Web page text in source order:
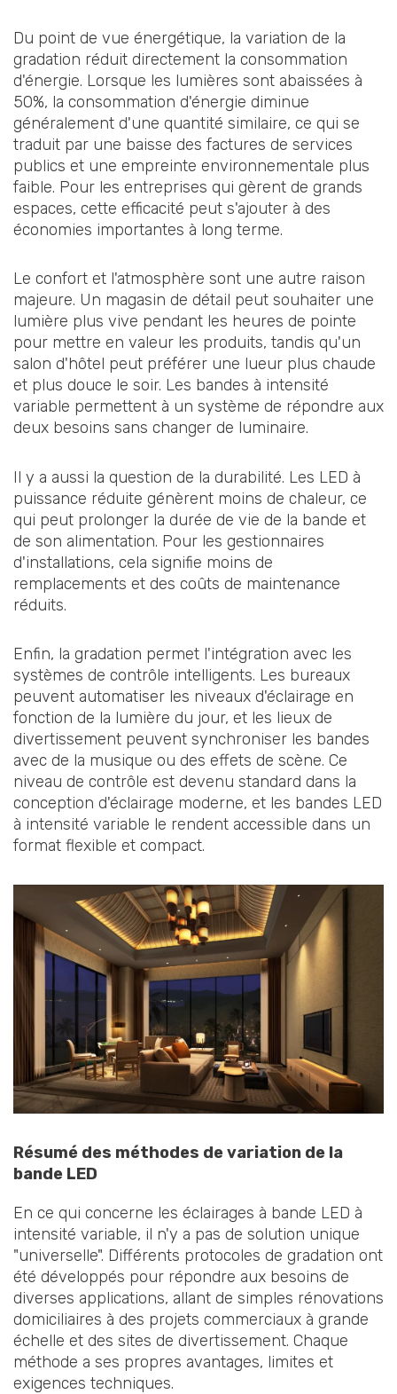
Du point de vue énergétique, la variation de la
gradation réduit directement la consommation
d'énergie. Lorsque les lumières sont abaissées à
50%, la consommation d'énergie diminue
généralement d'une quantité similaire, ce qui se
traduit par une baisse des factures de services
publics et une empreinte environnementale plus
faible. Pour les entreprises qui gèrent de grands
espaces, cette efficacité peut s'ajouter à des
économies importantes à long terme.
Le confort et l'atmosphère sont une autre raison
majeure. Un magasin de détail peut souhaiter une
lumière plus vive pendant les heures de pointe
pour mettre en valeur les produits, tandis qu'un
salon d'hôtel peut préférer une lueur plus chaude
et plus douce le soir. Les bandes à intensité
variable permettent à un système de répondre aux
deux besoins sans changer de luminaire.
Il y a aussi la question de la durabilité. Les LED à
puissance réduite génèrent moins de chaleur, ce
qui peut prolonger la durée de vie de la bande et
de son alimentation. Pour les gestionnaires
d'installations, cela signifie moins de
remplacements et des coûts de maintenance
réduits.
Enfin, la gradation permet l'intégration avec les
systèmes de contrôle intelligents. Les bureaux
peuvent automatiser les niveaux d'éclairage en
fonction de la lumière du jour, et les lieux de
divertissement peuvent synchroniser les bandes
avec de la musique ou des effets de scène. Ce
niveau de contrôle est devenu standard dans la
conception d'éclairage moderne, et les bandes LED
à intensité variable le rendent accessible dans un
format flexible et compact.
Résumé des méthodes de variation de la
bande LED
En ce qui concerne les éclairages à bande LED à
intensité variable, il n'y a pas de solution unique
"universelle". Différents protocoles de gradation ont
été développés pour répondre aux besoins de
diverses applications, allant de simples rénovations
domiciliaires à des projets commerciaux à grande
échelle et des sites de divertissement. Chaque
méthode a ses propres avantages, limites et
exigences techniques.